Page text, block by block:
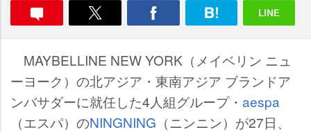
MAYBELLINE NEW YORK（メイベリン ニュ
ーヨーク）の北アジア・東南アジア ブランドア
ンバサダーに就任した4人組グループ・ aespa
（エスパ）のNINGNING （ニンニン）が27日、